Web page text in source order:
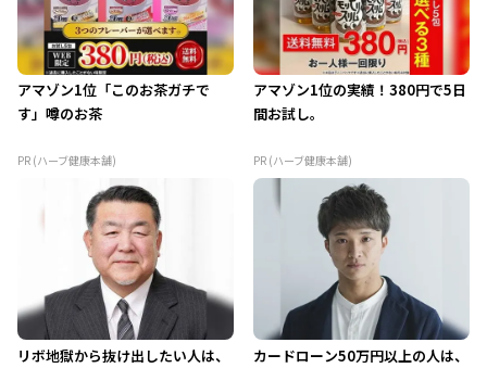
アマゾン1位「このお茶ガチで
す」噂のお茶
PR (ハーブ健康本舗)
アマゾン1位の実績！380円で5日
間お試し。
PR (ハーブ健康本舗)
リボ地獄から抜け出したい人は、
カードローン50万円以上の人は、